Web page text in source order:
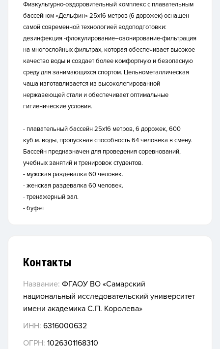
Физкультурно-оздоровительный комплекс с плавательным
бассейном «Дельфин» 25х16 метров (6 дорожек) оснащен
самой современной технологией водоподготовки:
дезинфекция -флокулирование–озонирование-фильтрация
на многослойных фильтрах, которая обеспечивает высокое
качество воды и создает более комфортную и безопасную
среду для занимающихся спортом. Цельнометаллическая
чаша изготавливается из высоколегированной
нержавеющей стали и обеспечивает оптимальные
гигиенические условия.
- плавательный бассейн 25х16 метров, 6 дорожек, 600
куб.м. воды, пропускная способность 64 человека в смену.
Бассейн предназначен для проведения соревнований,
учебных занятий и тренировок студентов.
- мужская раздевалка 60 человек.
- женская раздевалка 60 человек.
- тренажерный зал.
- буфет
Контакты
Название: ФГАОУ ВО «Самарский
национальный исследовательский университет
имени академика С.П. Королева»
ИНН: 6316000632
ОГРН: 1026301168310